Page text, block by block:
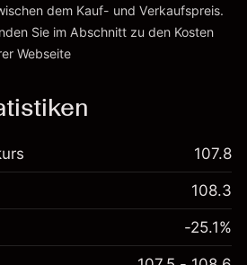
dem Kauf- und Verkaufspreis.
Sie im Abschnitt zu den Kosten
Webseite
107.8
108.3
-25.1%